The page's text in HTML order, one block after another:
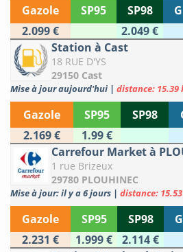
Gazole SP95 SP98
2.099 €
2.049 €
Station à Cast
18 RUE D'YS
29150 Cast
Mise à jour aujourd'hui | distance: 15.39
Gazole SP95 SP98
2.169 €
1.99 €
Carrefour Market à
1 rue Brizeux
29780 PLOUHINEC
Mise à jour: il y a 6 jours | distance:
Gazole SP95 SP98
2.231 €
1.999 € 2.114 €